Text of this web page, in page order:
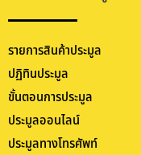
รายการสินค้าประมูล
ปฏิทินประมูล
ขั้นตอนการประมูล
ประมูลออนไลน์
ประมูลทางโทรศัพท์